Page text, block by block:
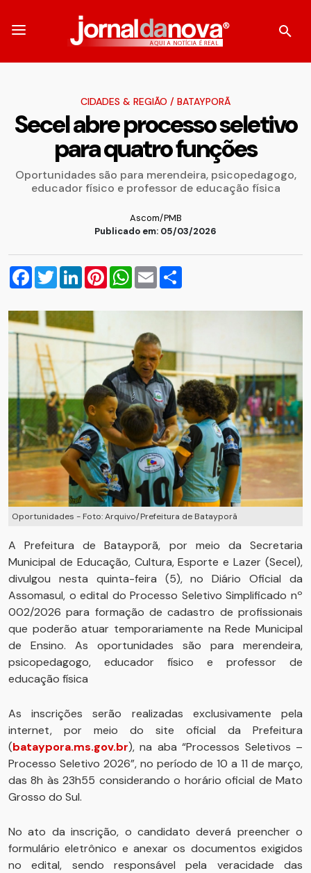
CIDADES & REGIÃO / BATAYPORÃ
Secel abre processo seletivo
para quatro funções
Oportunidades são para merendeira, psicopedagogo,
educador físico e professor de educação física
Ascom/PMB
Publicado em: 05/03/2026
Facebook
TwitterLinkedInPinterestWhatsApp
Email
Oportunidades - Foto: Arquivo/Prefeitura de Batayporã
A Prefeitura de Batayporã, por meio da Secretaria
Municipal de Educação, Cultura, Esporte e Lazer (Secel),
divulgou nesta quinta-feira (5), no Diário Oficial da
Assomasul, o edital do Processo Seletivo Simplificado nº
002/2026 para formação de cadastro de profissionais
que poderão atuar temporariamente na Rede Municipal
de Ensino. As oportunidades são para merendeira,
psicopedagogo, educador físico e professor de
educação física
As inscrições serão realizadas exclusivamente pela
internet, por meio do site oficial da Prefeitura
(bataypora.ms.gov.br), na aba “Processos Seletivos –
Processo Seletivo 2026”, no período de 10 a 11 de março,
das 8h às 23h55 considerando o horário oficial de Mato
Grosso do Sul.
No ato da inscrição, o candidato deverá preencher o
formulário eletrônico e anexar os documentos exigidos
no edital, sendo responsável pela veracidade das